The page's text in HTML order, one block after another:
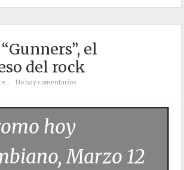
el
del rock
No hay comentarios
hoy
Marzo 12